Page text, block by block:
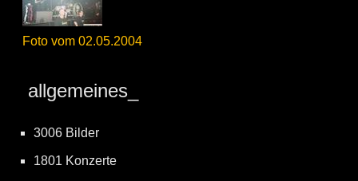
Foto vom 02.05.2004
allgemeines_
3006 Bilder
1801 Konzerte